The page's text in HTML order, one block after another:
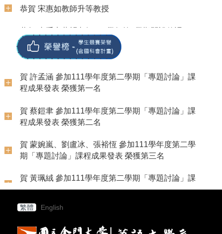
賀 許孟涵 正取國立中正大學 中國文學系碩士班、台
國語文學系碩士班中國語文組
賀 劉盧冰 正取國立臺灣師範大學 華語文教學系碩士
賀 田宇昂 正取國立成功大學 中國文學系碩士班
賀 資偉倫 正取國立高雄師範大學 國文系碩士班、國
立中山大學 中國文學系碩士班
賀 游凱傑 正取國立臺中教育大學 語文教育系碩士班
驗統計研究所碩士班
碩士班
「數位人文工具」，獲「數位人文創新人才培育計
本系邱凡芸老師赴國立中央大學擔任110年全國語文
競賽評審
本系侯建州老師榮膺國立臺灣文學館2022年駐館研
究員
恭賀 侯建州教師升等副教授
賀 陳東暘 參加112學年度第二學期「專題討論」課
賀 許孟涵 參加111學年度第二學期「專題討論」課
程成果發表 榮獲第一名
賀 蔡鎧聿 參加111學年度第二學期「專題討論」課
程成果發表 榮獲第二名
賀 蒙婉嵐、劉盧冰、張裕恆 參加111學年度第二學
期「專題討論」課程成果發表 榮獲第三名
賀 黃珮絨 參加111學年度第二學期「專題討論」課
程成果發表 榮獲優選
賀 張淇雅 參加111學年度第二學期「專題討論」課
程成果發表 榮獲優選
賀 田宇昂 參加111學年度第二學期「專題討論」課
繁體 English